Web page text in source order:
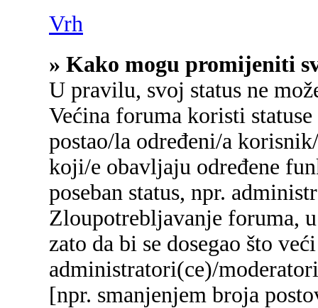
Vrh
» Kako mogu promijeniti
U pravilu, svoj status ne
Većina foruma koristi
postao/la određeni/a
koji/e obavljaju određene
poseban status, npr.
Zloupotrebljavanje foruma,
zato da bi se dosegao što
administratori(ce)/
[npr. smanjenjem broja